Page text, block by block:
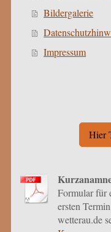
Bildergalerie
Impressum
Hier
Formular für
ersten
wetterau.de